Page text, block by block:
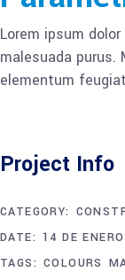
Lorem ipsum
malesuada
elementum
Project Info
CATEGORY:
DATE: 14 DE
TAGS: COLOURS